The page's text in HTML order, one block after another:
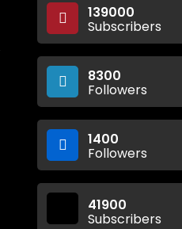
139000
Subscribers
8300
Followers
1400
Followers
41900
Subscribers